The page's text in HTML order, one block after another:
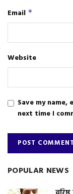
Email *
Website
Save my
next time I
POPULAR NEWS